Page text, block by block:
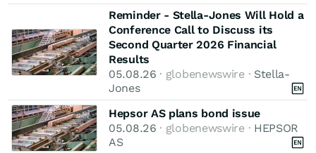
Reminder - Stella-Jones Will Hold a
Conference Call to Discuss its
Second Quarter 2026 Financial
Results
05.08.26 · globenewswire · Stella-
Jones
Hepsor AS plans bond issue
05.08.26 · globenewswire · HEPSOR
AS